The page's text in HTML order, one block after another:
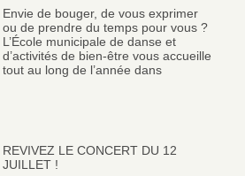
Envie de bouger, de vous exprimer
ou de prendre du temps pour vous ?
L’École municipale de danse et
d’activités de bien-être vous accueille
tout au long de l’année dans
REVIVEZ LE CONCERT DU 12
JUILLET !